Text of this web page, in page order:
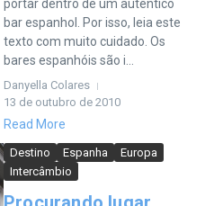
portar dentro de um autêntico
bar espanhol. Por isso, leia este
texto com muito cuidado. Os
bares espanhóis são i...
Danyella Colares
13 de outubro de 2010
Read More
Destino Espanha
Europa
Intercâmbio